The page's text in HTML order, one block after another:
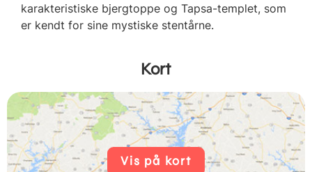
karakteristiske bjergtoppe og Tapsa-templet, som
er kendt for sine mystiske stentårne.
Kort
Vis på kort